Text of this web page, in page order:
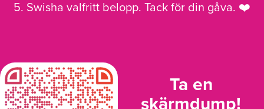
5. Swisha valfritt belopp. Tack för din gåva. ❤️
Ta en
skärmdump!